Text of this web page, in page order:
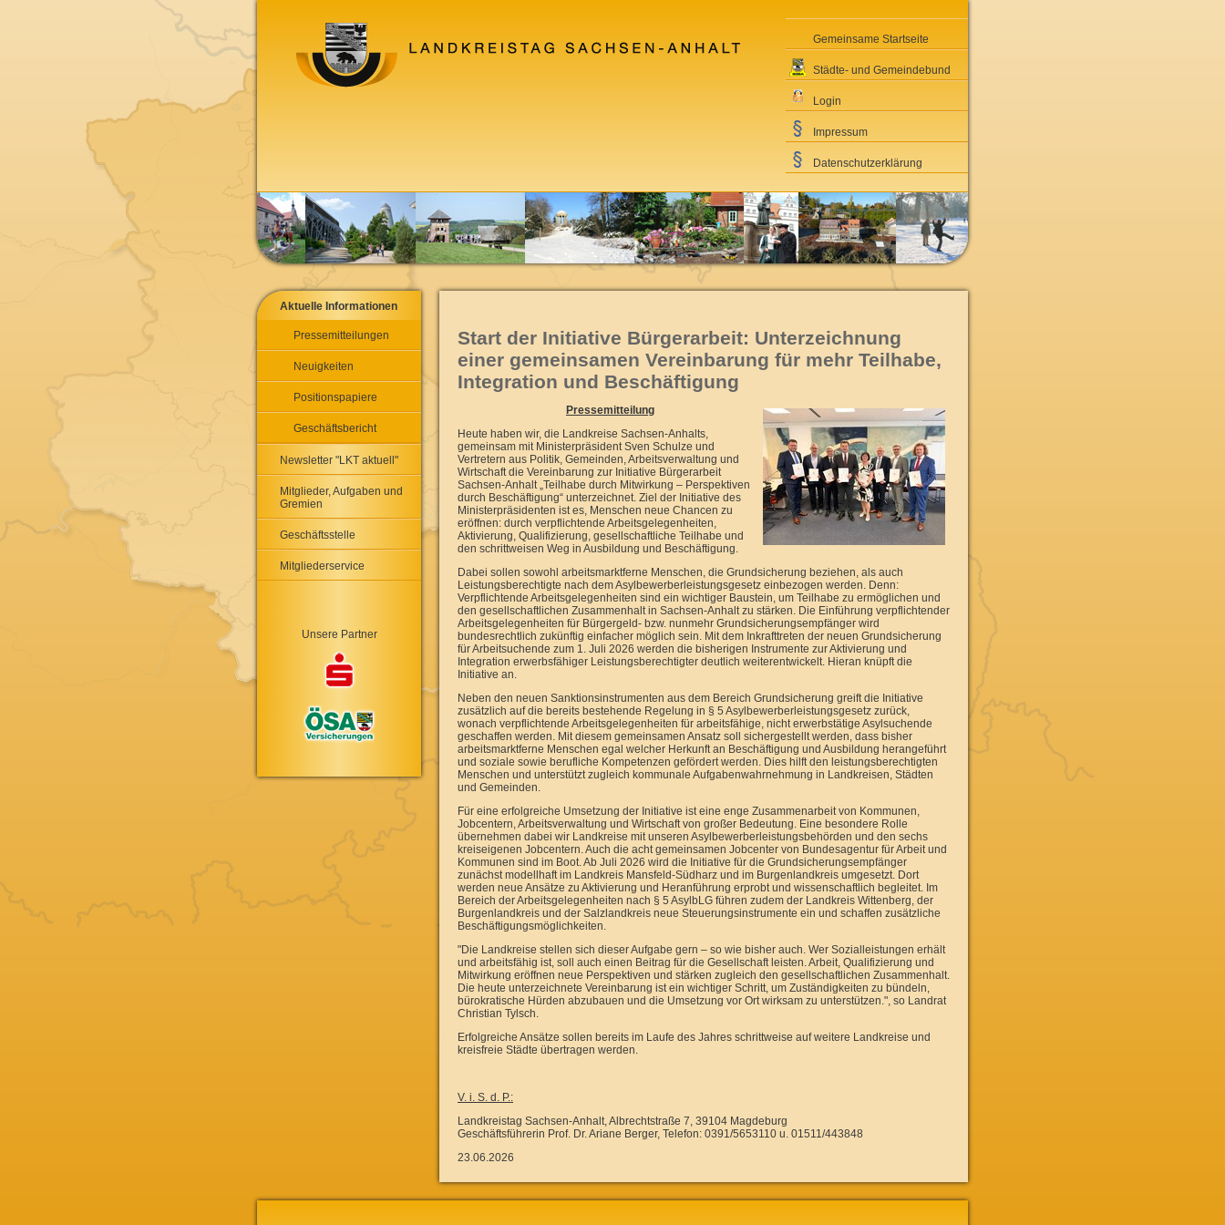
Gemeinsame Startseite
Städte- und Gemeindebund
Login
Impressum
Datenschutzerklärung
Aktuelle Informationen
Pressemitteilungen
Neuigkeiten
Positionspapiere
Geschäftsbericht
Newsletter "LKT aktuell"
Mitglieder, Aufgaben und
Gremien
Geschäftsstelle
Mitgliederservice
Unsere Partner
Start der Initiative Bürgerarbeit: Unterzeichnung
einer gemeinsamen Vereinbarung für mehr Teilhabe,
Integration und Beschäftigung
Pressemitteilung
Heute haben wir, die Landkreise Sachsen-Anhalts,
gemeinsam mit Ministerpräsident Sven Schulze und
Vertretern aus Politik, Gemeinden, Arbeitsverwaltung und
Wirtschaft die Vereinbarung zur Initiative Bürgerarbeit
Sachsen-Anhalt „Teilhabe durch Mitwirkung – Perspektiven
durch Beschäftigung“ unterzeichnet. Ziel der Initiative des
Ministerpräsidenten ist es, Menschen neue Chancen zu
eröffnen: durch verpflichtende Arbeitsgelegenheiten,
Aktivierung, Qualifizierung, gesellschaftliche Teilhabe und
den schrittweisen Weg in Ausbildung und Beschäftigung.
Dabei sollen sowohl arbeitsmarktferne Menschen, die Grundsicherung beziehen, als auch
Leistungsberechtigte nach dem Asylbewerberleistungsgesetz einbezogen werden. Denn:
Verpflichtende Arbeitsgelegenheiten sind ein wichtiger Baustein, um Teilhabe zu ermöglichen und
den gesellschaftlichen Zusammenhalt in Sachsen-Anhalt zu stärken. Die Einführung verpflichtender
Arbeitsgelegenheiten für Bürgergeld- bzw. nunmehr Grundsicherungsempfänger wird
bundesrechtlich zukünftig einfacher möglich sein. Mit dem Inkrafttreten der neuen Grundsicherung
für Arbeitsuchende zum 1. Juli 2026 werden die bisherigen Instrumente zur Aktivierung und
Integration erwerbsfähiger Leistungsberechtigter deutlich weiterentwickelt. Hieran knüpft die
Initiative an.
Neben den neuen Sanktionsinstrumenten aus dem Bereich Grundsicherung greift die Initiative
zusätzlich auf die bereits bestehende Regelung in § 5 Asylbewerberleistungsgesetz zurück,
wonach verpflichtende Arbeitsgelegenheiten für arbeitsfähige, nicht erwerbstätige Asylsuchende
geschaffen werden. Mit diesem gemeinsamen Ansatz soll sichergestellt werden, dass bisher
arbeitsmarktferne Menschen egal welcher Herkunft an Beschäftigung und Ausbildung herangeführt
und soziale sowie berufliche Kompetenzen gefördert werden. Dies hilft den leistungsberechtigten
Menschen und unterstützt zugleich kommunale Aufgabenwahrnehmung in Landkreisen, Städten
und Gemeinden.
Für eine erfolgreiche Umsetzung der Initiative ist eine enge Zusammenarbeit von Kommunen,
Jobcentern, Arbeitsverwaltung und Wirtschaft von großer Bedeutung. Eine besondere Rolle
übernehmen dabei wir Landkreise mit unseren Asylbewerberleistungsbehörden und den sechs
kreiseigenen Jobcentern. Auch die acht gemeinsamen Jobcenter von Bundesagentur für Arbeit und
Kommunen sind im Boot. Ab Juli 2026 wird die Initiative für die Grundsicherungsempfänger
zunächst modellhaft im Landkreis Mansfeld-Südharz und im Burgenlandkreis umgesetzt. Dort
werden neue Ansätze zu Aktivierung und Heranführung erprobt und wissenschaftlich begleitet. Im
Bereich der Arbeitsgelegenheiten nach § 5 AsylbLG führen zudem der Landkreis Wittenberg, der
Burgenlandkreis und der Salzlandkreis neue Steuerungsinstrumente ein und schaffen zusätzliche
Beschäftigungsmöglichkeiten.
"Die Landkreise stellen sich dieser Aufgabe gern – so wie bisher auch. Wer Sozialleistungen erhält
und arbeitsfähig ist, soll auch einen Beitrag für die Gesellschaft leisten. Arbeit, Qualifizierung und
Mitwirkung eröffnen neue Perspektiven und stärken zugleich den gesellschaftlichen Zusammenhalt.
Die heute unterzeichnete Vereinbarung ist ein wichtiger Schritt, um Zuständigkeiten zu bündeln,
bürokratische Hürden abzubauen und die Umsetzung vor Ort wirksam zu unterstützen.", so Landrat
Christian Tylsch.
Erfolgreiche Ansätze sollen bereits im Laufe des Jahres schrittweise auf weitere Landkreise und
kreisfreie Städte übertragen werden.
V. i. S. d. P.:
Landkreistag Sachsen-Anhalt, Albrechtstraße 7, 39104 Magdeburg
Geschäftsführerin Prof. Dr. Ariane Berger, Telefon: 0391/5653110 u. 01511/443848
23.06.2026